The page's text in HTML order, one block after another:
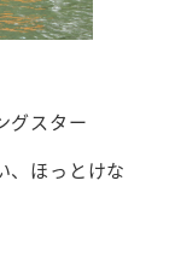
グスター
、ほっとけな